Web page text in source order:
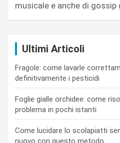
musicale e anche di gossip
Ultimi Articoli
Fragole: come lavarle
definitivamente i pesticidi
Foglie gialle orchidee: come
problema in pochi istanti
Come lucidare lo scolapiatti